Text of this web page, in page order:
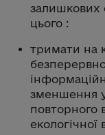
залишкових
цього :
тримати на
зменшення
повторного
екологічної